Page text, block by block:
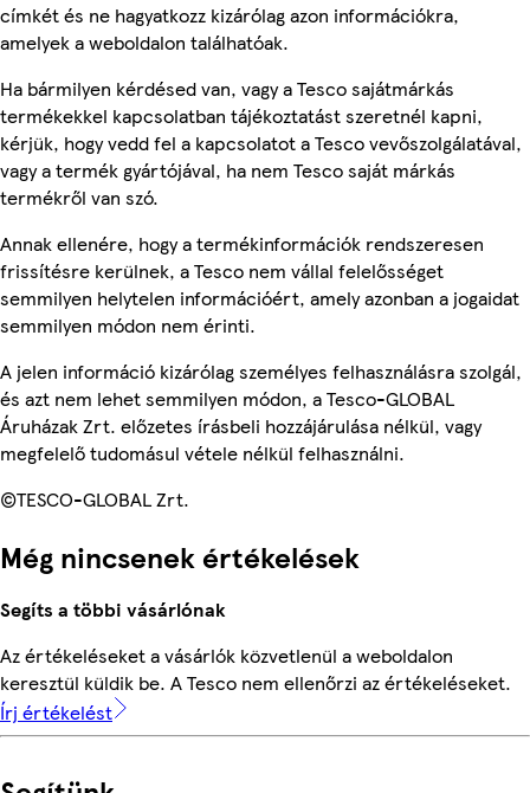
címkét és ne hagyatkozz kizárólag azon információkra,
amelyek a weboldalon találhatóak.
Ha bármilyen kérdésed van, vagy a Tesco sajátmárkás
termékekkel kapcsolatban tájékoztatást szeretnél kapni,
kérjük, hogy vedd fel a kapcsolatot a Tesco vevőszolgálatával,
vagy a termék gyártójával, ha nem Tesco saját márkás
termékről van szó.
Annak ellenére, hogy a termékinformációk rendszeresen
frissítésre kerülnek, a Tesco nem vállal felelősséget
semmilyen helytelen információért, amely azonban a jogaidat
semmilyen módon nem érinti.
A jelen információ kizárólag személyes felhasználásra szolgál,
és azt nem lehet semmilyen módon, a Tesco-GLOBAL
Áruházak Zrt. előzetes írásbeli hozzájárulása nélkül, vagy
megfelelő tudomásul vétele nélkül felhasználni.
©TESCO-GLOBAL Zrt.
Még nincsenek értékelések
Segíts a többi vásárlónak
Az értékeléseket a vásárlók közvetlenül a weboldalon
keresztül küldik be. A Tesco nem ellenőrzi az értékeléseket.
Írj értékelést